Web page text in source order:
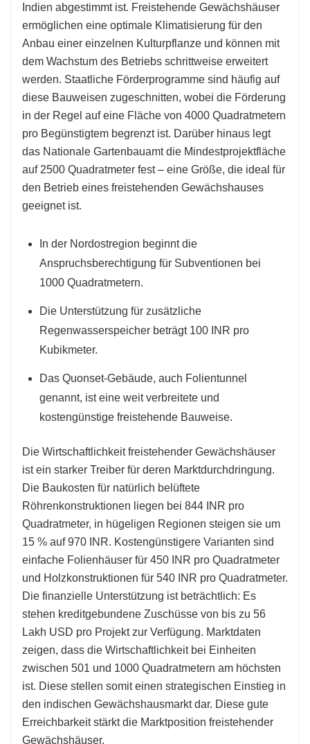
Indien abgestimmt ist. Freistehende Gewächshäuser
ermöglichen eine optimale Klimatisierung für den
Anbau einer einzelnen Kulturpflanze und können mit
dem Wachstum des Betriebs schrittweise erweitert
werden. Staatliche Förderprogramme sind häufig auf
diese Bauweisen zugeschnitten, wobei die Förderung
in der Regel auf eine Fläche von 4000 Quadratmetern
pro Begünstigtem begrenzt ist. Darüber hinaus legt
das Nationale Gartenbauamt die Mindestprojektfläche
auf 2500 Quadratmeter fest – eine Größe, die ideal für
den Betrieb eines freistehenden Gewächshauses
geeignet ist.
In der Nordostregion beginnt die
Anspruchsberechtigung für Subventionen bei
1000 Quadratmetern.
Die Unterstützung für zusätzliche
Regenwasserspeicher beträgt 100 INR pro
Kubikmeter.
Das Quonset-Gebäude, auch Folientunnel
genannt, ist eine weit verbreitete und
kostengünstige freistehende Bauweise.
Die Wirtschaftlichkeit freistehender Gewächshäuser
ist ein starker Treiber für deren Marktdurchdringung.
Die Baukosten für natürlich belüftete
Röhrenkonstruktionen liegen bei 844 INR pro
Quadratmeter, in hügeligen Regionen steigen sie um
15 % auf 970 INR. Kostengünstigere Varianten sind
einfache Folienhäuser für 450 INR pro Quadratmeter
und Holzkonstruktionen für 540 INR pro Quadratmeter.
Die finanzielle Unterstützung ist beträchtlich: Es
stehen kreditgebundene Zuschüsse von bis zu 56
Lakh USD pro Projekt zur Verfügung. Marktdaten
zeigen, dass die Wirtschaftlichkeit bei Einheiten
zwischen 501 und 1000 Quadratmetern am höchsten
ist. Diese stellen somit einen strategischen Einstieg in
den indischen Gewächshausmarkt dar. Diese gute
Erreichbarkeit stärkt die Marktposition freistehender
Gewächshäuser.